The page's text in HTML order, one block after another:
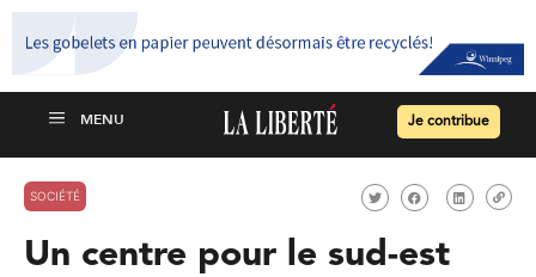
Je contribue
SOCIÉTÉ
Un centre pour le sud-est